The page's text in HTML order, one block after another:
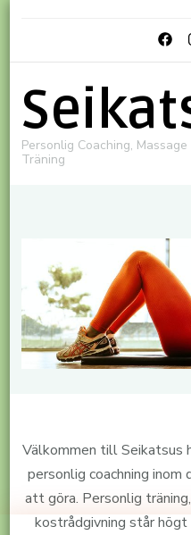
Personlig Coaching, Massage
Träning
Välkommen till Seikatsus
personlig coachning
att göra. Personlig
kostrådgivning står högt